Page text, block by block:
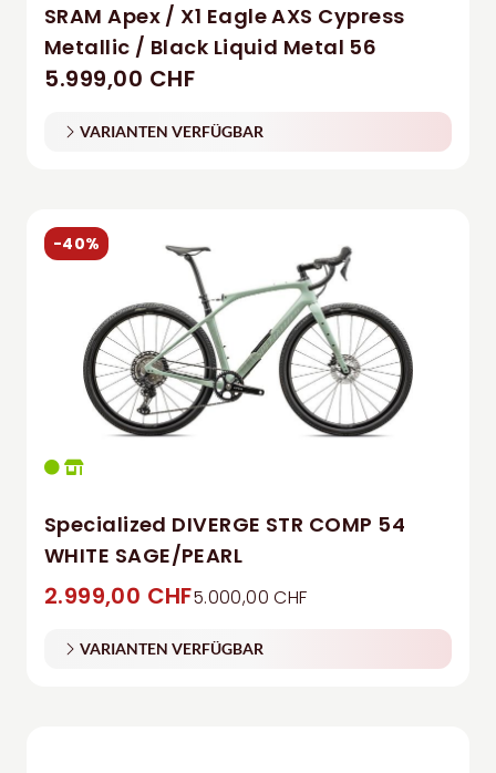
SRAM Apex / X1 Eagle AXS Cypress
Metallic / Black Liquid Metal 56
5.999,00 CHF
VARIANTEN VERFÜGBAR
-40%
Specialized DIVERGE STR COMP 54
WHITE SAGE/PEARL
2.999,00 CHF5.000,00 CHF
VARIANTEN VERFÜGBAR